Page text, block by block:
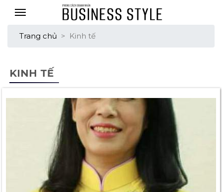
Trang chủ > Kinh tế
KINH TẾ